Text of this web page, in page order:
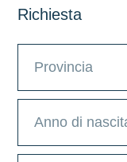
Richiesta